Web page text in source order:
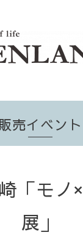
売イベント
「モノ
展」